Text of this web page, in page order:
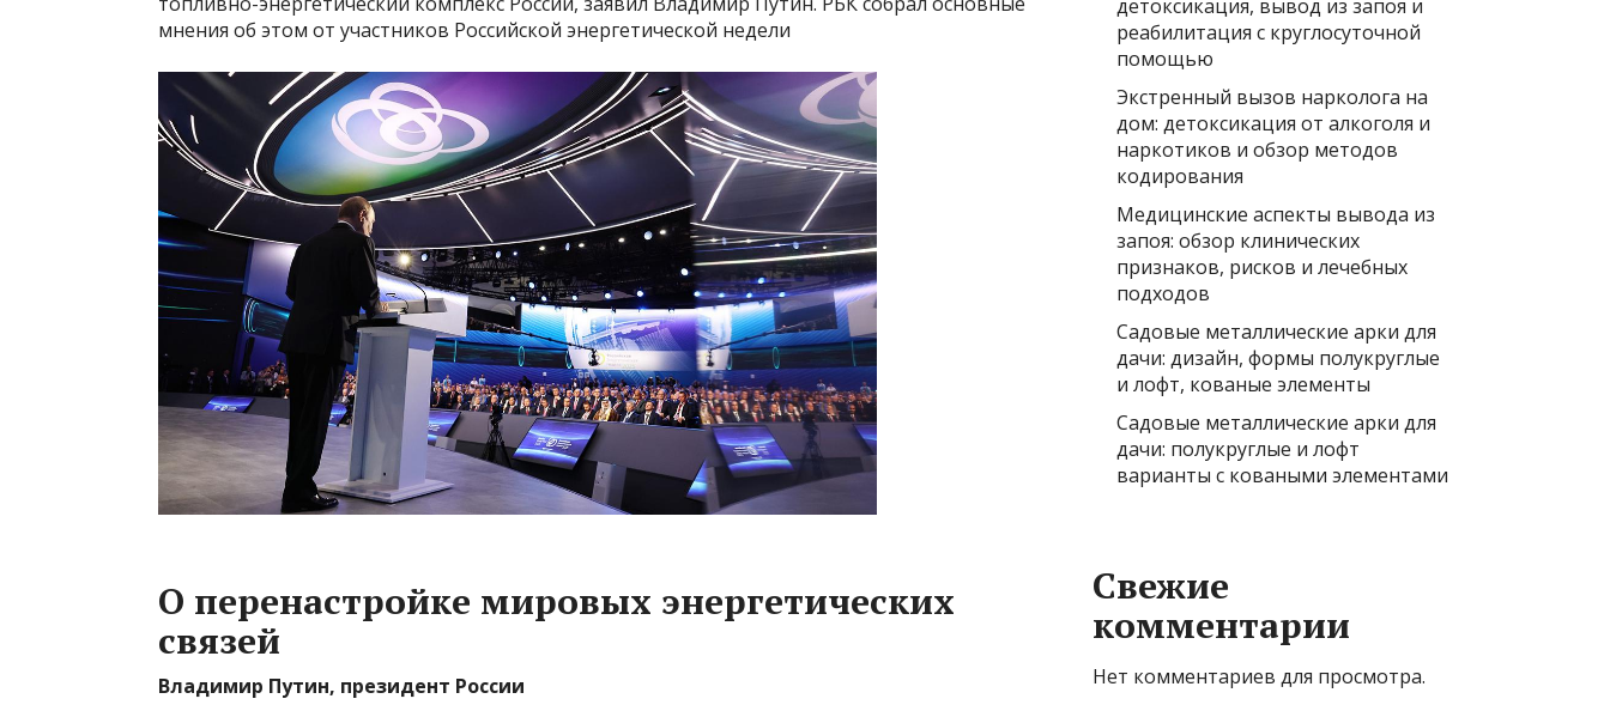
мнения об этом от участников Российской энергетической недели
О перенастройке мировых энергетических
связей
Владимир Путин, президент России
детоксикация, вывод из запоя и
реабилитация с круглосуточной
помощью
Экстренный вызов нарколога на
дом: детоксикация от алкоголя и
наркотиков и обзор методов
кодирования
Медицинские аспекты вывода из
запоя: обзор клинических
признаков, рисков и лечебных
подходов
Садовые металлические арки для
дачи: дизайн, формы полукруглые
и лофт, кованые элементы
Садовые металлические арки для
дачи: полукруглые и лофт
варианты с коваными элементами
Свежие
комментарии
Нет комментариев для просмотра.